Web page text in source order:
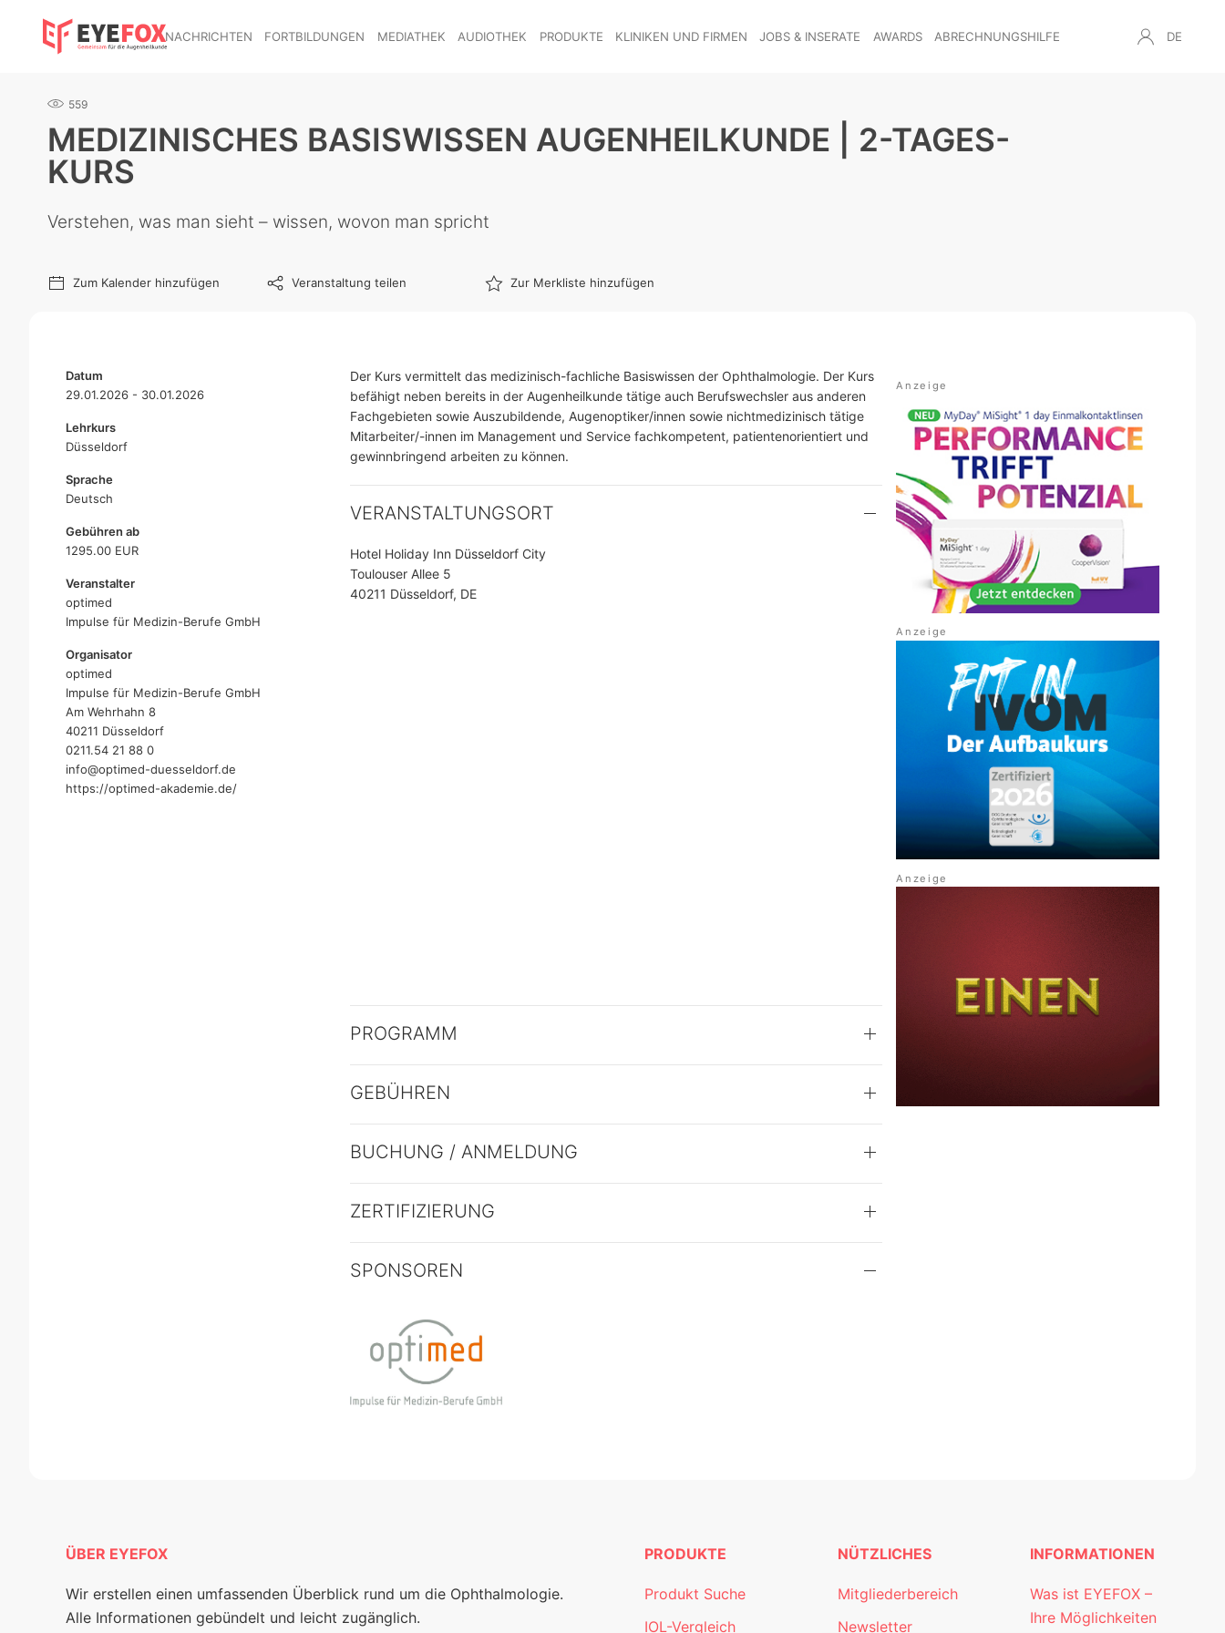
NACHRICHTEN FORTBILDUNGEN MEDIATHEK AUDIOTHEK PRODUKTE KLINIKEN UND FIRMEN JOBS & INSERATE AWARDS ABRECHNUNGSHILFE DE
559
MEDIZINISCHES BASISWISSEN AUGENHEILKUNDE | 2-TAGES-
KURS
Verstehen, was man sieht – wissen, wovon man spricht
Zum Kalender hinzufügen Veranstaltung teilen Zur Merkliste hinzufügen
Datum
29.01.2026 - 30.01.2026
Lehrkurs
Düsseldorf
Sprache
Deutsch
Gebühren ab
1295.00 EUR
Veranstalter
optimed
Impulse für Medizin-Berufe GmbH
Organisator
optimed
Impulse für Medizin-Berufe GmbH
Am Wehrhahn 8
40211 Düsseldorf
0211.54 21 88 0
info@optimed-duesseldorf.de
https://optimed-akademie.de/
Der Kurs vermittelt das medizinisch-fachliche Basiswissen der Ophthalmologie. Der Kurs
befähigt neben bereits in der Augenheilkunde tätige auch Berufswechsler aus anderen
Fachgebieten sowie Auszubildende, Augenoptiker/innen sowie nichtmedizinisch tätige
Mitarbeiter/-innen im Management und Service fachkompetent, patientenorientiert und
gewinnbringend arbeiten zu können.
VERANSTALTUNGSORT
Hotel Holiday Inn Düsseldorf City
Toulouser Allee 5
40211 Düsseldorf, DE
PROGRAMM
GEBÜHREN
BUCHUNG / ANMELDUNG
ZERTIFIZIERUNG
SPONSOREN
ÜBER EYEFOX
Wir erstellen einen umfassenden Überblick rund um die Ophthalmologie.
Alle Informationen gebündelt und leicht zugänglich.
PRODUKTE
Produkt Suche
IOL-Vergleich
NÜTZLICHES
Mitgliederbereich
Newsletter
INFORMATIONEN
Was ist EYEFOX –
Ihre Möglichkeiten